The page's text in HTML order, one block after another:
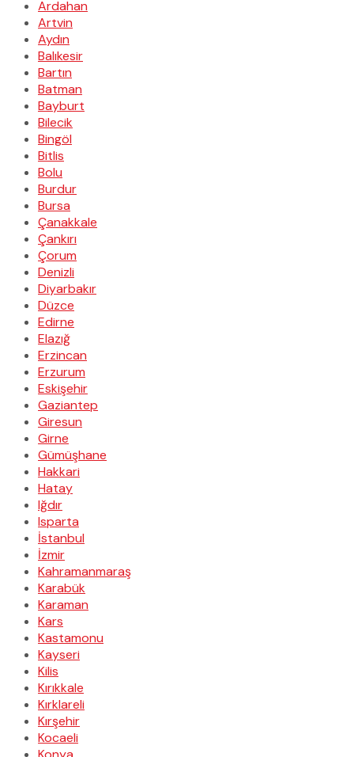
Ardahan
Artvin
Aydın
Balıkesir
Bartın
Batman
Bayburt
Bilecik
Bingöl
Bitlis
Bolu
Burdur
Bursa
Çanakkale
Çankırı
Çorum
Denizli
Diyarbakır
Düzce
Edirne
Elazığ
Erzincan
Erzurum
Eskişehir
Gaziantep
Giresun
Girne
Gümüşhane
Hakkari
Hatay
Iğdır
Isparta
İstanbul
İzmir
Kahramanmaraş
Karabük
Karaman
Kars
Kastamonu
Kayseri
Kilis
Kırıkkale
Kırklareli
Kırşehir
Kocaeli